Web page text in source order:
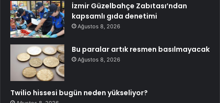
İzmir Güzelbahçe Zabıtası’ndan
kapsamlı gıda denetimi
Ağustos 8, 2026
Bu paralar artık resmen basılmayacak
Ağustos 8, 2026
Twilio hissesi bugün neden yükseliyor?